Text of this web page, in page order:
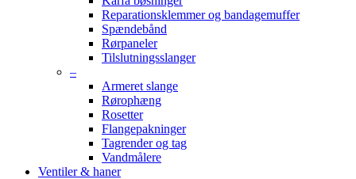
Reparationsklemmer og bandagemuffer
Spændebånd
Rørpaneler
Tilslutningsslanger
–
Armeret slange
Rørophæng
Rosetter
Flangepakninger
Tagrender og tag
Vandmålere
Ventiler & haner